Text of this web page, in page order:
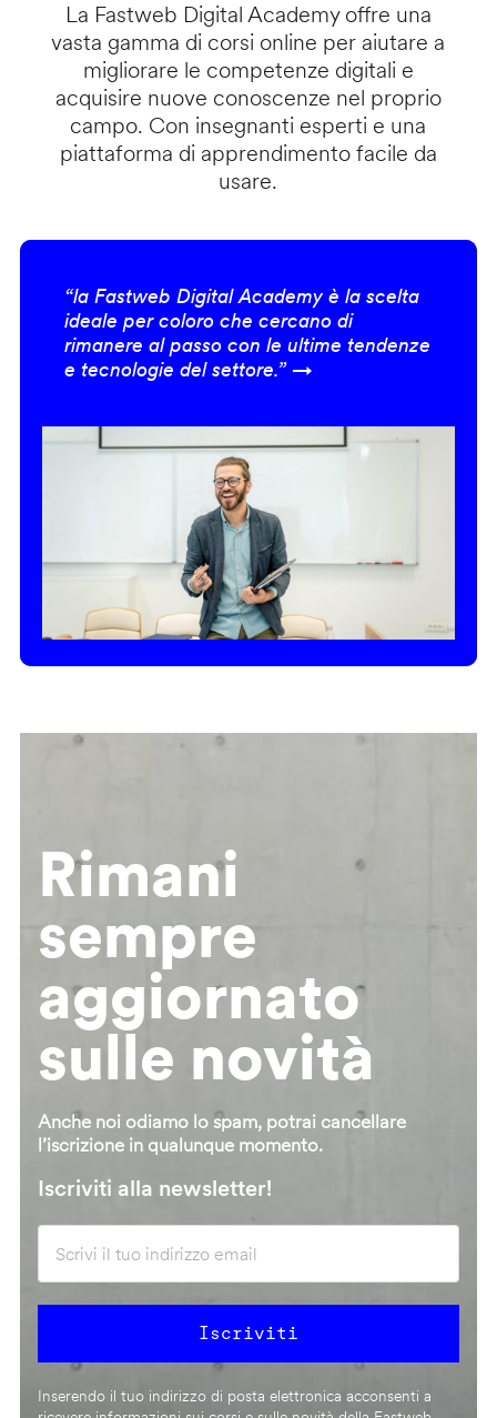
La Fastweb Digital Academy offre una
vasta gamma di corsi online per aiutare a
migliorare le competenze digitali e
acquisire nuove conoscenze nel proprio
campo. Con insegnanti esperti e una
piattaforma di apprendimento facile da
usare.
“la Fastweb Digital Academy è la scelta
ideale per coloro che cercano di
rimanere al passo con le ultime tendenze
e tecnologie del settore.” →
Rimani
sempre
aggiornato
sulle novità
Anche noi odiamo lo spam, potrai cancellare
l’iscrizione in qualunque momento.
Iscriviti alla newsletter!
Inserendo il tuo indirizzo di posta elettronica acconsenti a